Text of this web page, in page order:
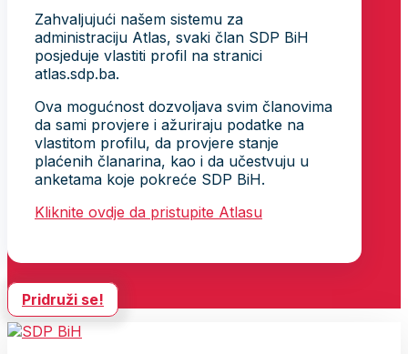
Zahvaljujući našem sistemu za
administraciju Atlas, svaki član SDP BiH
posjeduje vlastiti profil na stranici
atlas.sdp.ba.
Ova mogućnost dozvoljava svim članovima
da sami provjere i ažuriraju podatke na
vlastitom profilu, da provjere stanje
plaćenih članarina, kao i da učestvuju u
anketama koje pokreće SDP BiH.
Kliknite ovdje da pristupite Atlasu
Pridruži se!